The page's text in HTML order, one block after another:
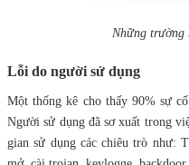
Những trường
Lỗi do người sử dụng
Một thống kê cho thấy 90% sự cố
Người sử dụng đã sơ xuất trong
gian sử dụng các chiêu trò như: